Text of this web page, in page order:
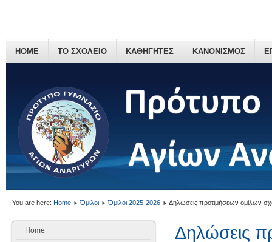
HOME ΤΟ ΣΧΟΛΕΙΟ ΚΑΘΗΓΗΤΕΣ ΚΑΝΟΝΙΣΜΟΣ
You are here: Home Όμιλοι Όμιλοι 2025-2026 Δηλώσεις προτιμήσεων ομίλων
Home
Δηλώσεις